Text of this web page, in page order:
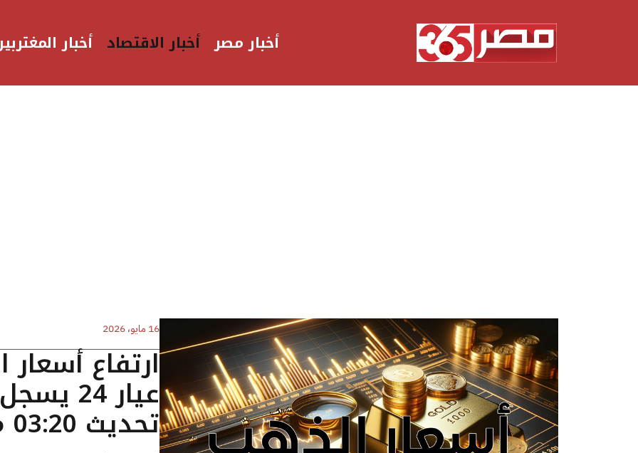
أخبار مصر أخبار الاقتصاد أخبار
16 مايو، 2026
ارتفاع
تحديث 03:20 مساءًا